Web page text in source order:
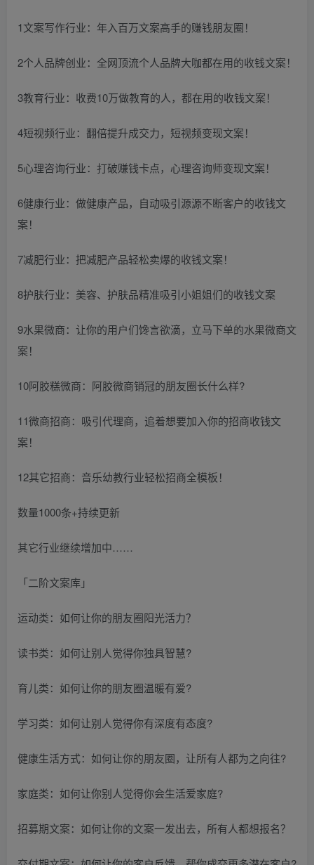
1文案写作行业：年入百万文案高手的赚钱朋友圈！
2个人品牌创业：全网顶流个人品牌大咖都在用的收钱文案！
3教育行业：收费10万做教育的人，都在用的收钱文案！
4短视频行业：翻倍提升成交力，短视频变现文案！
5心理咨询行业：打破赚钱卡点，心理咨询师变现文案！
6健康行业：做健康产品，自动吸引源源不断客户的收钱文
案！
7减肥行业：把减肥产品轻松卖爆的收钱文案！
8护肤行业：美容、护肤品精准吸引小姐姐们的收钱文案
9水果微商：让你的用户们馋言欲滴，立马下单的水果微商文
案！
10阿胶糕微商：阿胶微商销冠的朋友圈长什么样?
11微商招商：吸引代理商，追着想要加入你的招商收钱文
案！
12其它招商：音乐幼教行业轻松招商全模板！
数量1000条+持续更新
其它行业继续增加中……
「二阶文案库」
运动类：如何让你的朋友圈阳光活力？
读书类：如何让别人觉得你独具智慧?
育儿类：如何让你的朋友圈温暖有爱?
学习类：如何让别人觉得你有深度有态度?
健康生活方式：如何让你的朋友圈，让所有人都为之向往?
家庭类：如何让你别人觉得你会生活爱家庭?
招募期文案：如何让你的文案一发出去，所有人都想报名？